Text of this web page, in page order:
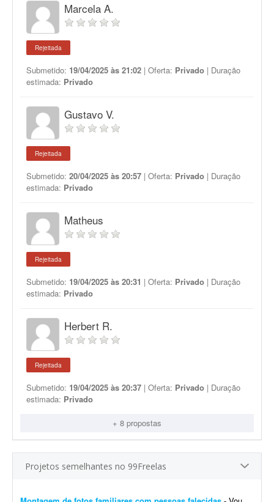
Marcela A.
Rejeitada
Submetido: 19/04/2025 às 21:02 | Oferta: Privado | Duração
estimada: Privado
Gustavo V.
Rejeitada
Submetido: 20/04/2025 às 20:57 | Oferta: Privado | Duração
estimada: Privado
Matheus
Rejeitada
Submetido: 19/04/2025 às 20:31 | Oferta: Privado | Duração
estimada: Privado
Herbert R.
Rejeitada
Submetido: 19/04/2025 às 20:37 | Oferta: Privado | Duração
estimada: Privado
+ 8 propostas
Projetos semelhantes no 99Freelas